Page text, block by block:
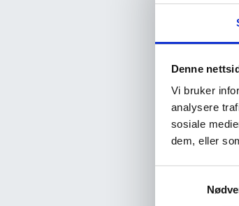
Denne
Vi bruker
analysere
sosiale
dem, eller